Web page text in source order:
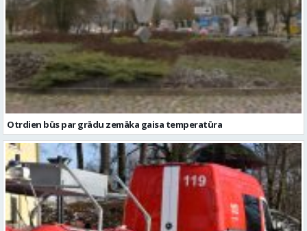
Otrdien būs par grādu zemāka gaisa temperatūra